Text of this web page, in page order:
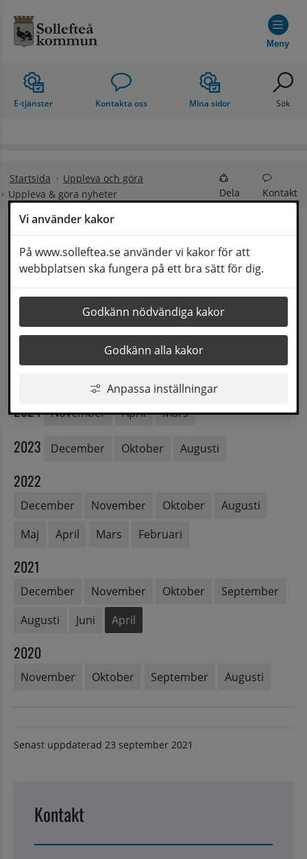
Vi använder kakor
På www.solleftea.se använder vi kakor för att
webbplatsen ska fungera på ett bra sätt för dig.
Godkänn nödvändiga kakor
Godkänn alla kakor
Anpassa inställningar
Meny
E-tjänster Kontakta oss Mina sidor Sök
Startsida
Uppleva och göra
Uppleva & göra nyheter
Dela Kontakt
Uppleva & göra
nyheter
2026
2024 November April Mars
2023 December Oktober Augusti
2022
December November Oktober
Augusti
Maj
April Mars Februari
2021
December November Oktober
September
Augusti
Juni April
2020
November Oktober September Augusti
Senast uppdaterad 23 september 2021
Kontakt